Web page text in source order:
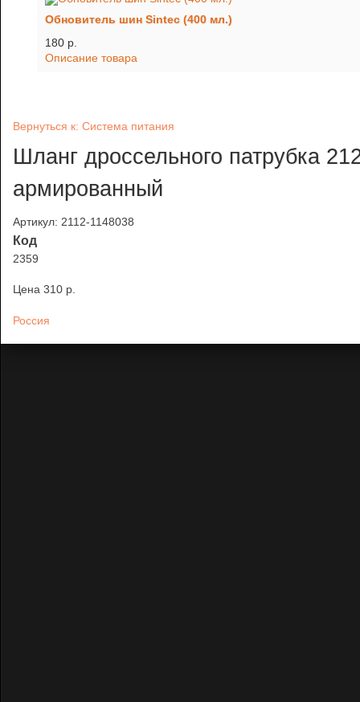
Обновитель шин Sintec (400 мл.)
180 p.
Описание товара
Вернуться к: Система питания
Шланг дроссельного патрубка
армированный
Артикул: 2112-1148038
Код
2359
Цена 310 p.
Россия